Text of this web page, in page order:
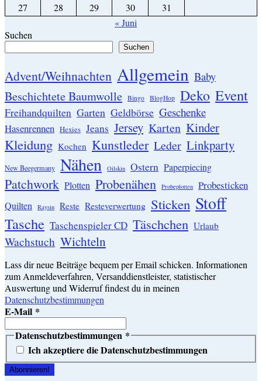
27
28 29 30
31
« Juni
Suchen
Suchen
Advent/Weihnachten Allgemein Baby
Beschichtete Baumwolle Bingo BlogHop Deko Event
Freihandquilten Garten Geldbörse Geschenke
Hasenrennen Hexies Jeans Jersey Karten Kinder
Kleidung Kochen Kunstleder Leder Linkparty
New Beegermany Nähen Oilskin Ostern Paperpiecing
Patchwork Plotten Probenähen Probeplotten Probesticken
Quilten Raysin Reste Resteverwertung Sticken Stoff
Tasche Taschenspieler CD Täschchen Urlaub
Wachstuch Wichteln
Lass dir neue Beiträge bequem per Email schicken. Informationen
zum Anmeldeverfahren, Versanddienstleister, statistischer
Auswertung und Widerruf findest du in meinen
Datenschutzbestimmungen
E-Mail *
Datenschutzbestimmungen *
Ich akzeptiere die Datenschutzbestimmungen